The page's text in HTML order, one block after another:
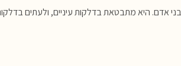
אדם. היא מתבטאת בדלקות עיניים, ולעתים